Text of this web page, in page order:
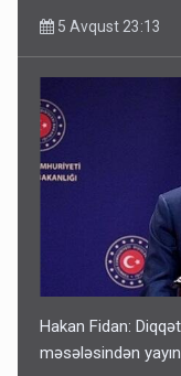
5 Avqust 23:13
Hakan Fidan:
məsələsindən